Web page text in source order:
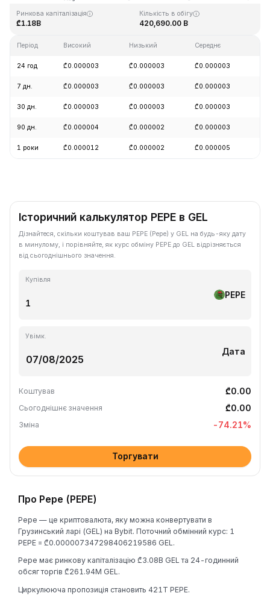
Ринкова капіталізація
₾1.18B
Кількість в обігу
420,690.00 B
Період Високий Низький Середнє
24 год ₾0.000003 ₾0.000003 ₾0.000003
7 дн. ₾0.000003 ₾0.000003 ₾0.000003
30 дн. ₾0.000003 ₾0.000003 ₾0.000003
90 дн. ₾0.000004 ₾0.000002 ₾0.000003
1 роки ₾0.000012 ₾0.000002 ₾0.000005
Історичний калькулятор PEPE в GEL
Дізнайтеся, скільки коштував ваш PEPE (Pepe) у GEL на будь-яку дату
в минулому, і порівняйте, як курс обміну PEPE до GEL відрізняється
від сьогоднішнього значення.
Купівля
PEPE
Увімк.
Дата
Коштував ₾0.00
Сьогоднішнє значення ₾0.00
Зміна -74.21%
Торгувати
Про Pepe (PEPE)
Pepe — це криптовалюта, яку можна конвертувати в
Грузинський ларі (GEL) на Bybit. Поточний обмінний курс: 1
PEPE = ₾0.000007347298406219586 GEL.
Pepe має ринкову капіталізацію ₾3.08B GEL та 24-годинний
обсяг торгів ₾261.94M GEL.
Циркулююча пропозиція становить 421T PEPE.